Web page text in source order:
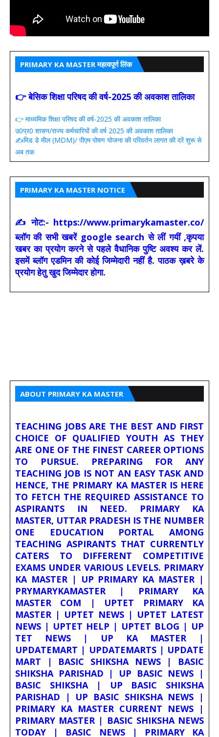
PRIMARY KA MASTER महत्वपूर्ण लिंक
👉 बेसिक शिक्षा परिषद की वर्ष-2025 की अवकाश तालिका
👉 माध्यमिक शिक्षा परिषद की वर्ष-2025 की अवकाश तालिका
उ0प्र0 शासन/राज्य कर्मचारियों की वर्ष 2025 की अवकाश तालिका
✍️मिड डे मील (MDM)/ पीएम पोषण योजना की परिवर्तन लागत की दरें शुरू से
अब तक
PRIMARY KA MASTER NOTICE
✍ नोट:- https://www.primarykamaster.co/
ब्लॉग की सभी खबरें google search से लीं गयीं ,कृपया
खबर का प्रयोग करने से पहले वैधानिक पुष्टि अवश्य कर लें.
इसमें ब्लॉग एडमिन की कोई जिम्मेदारी नहीं है. पाठक ख़बरे के
प्रयोग हेतु खुद जिम्मेदार होगा.
ABOUT PRIMARY KA MASTER
TEACHING JOBS ARE THE BEST AND FIRST
CHOICE OF QUALIFIED YOUTH AS THEY
ARE ONE OF THE FINEST CAREER OPTIONS
TO PURSUE. PREPARING FOR ANY
TEACHING JOB IS NOT AN EASY TASK AND
HENCE, THE PRIMARY KA MASTER IS HERE
TO FETCH THE REQUIRED ASSISTANCE TO
ASPIRANTS IN NEED. PRIMARY KA
MASTER, UTTAR PRADESH IS THE NUMBER
ONE EDUCATION PORTAL AMONG
TEACHING ASPIRANTS THAT CURRENTLY
CATERS TO DIFFERENT COMPETITIVE
EXAMS UNDER VARIOUS LEVELS. PRIMARY
KA MASTER | UP PRIMARY KA MASTER |
PRYMARYKAMASTER | PRIMARY KA
MASTER COM | UPTET PRIMARY KA
MASTER | UPTET NEWS | UPTET LATEST
NEWS | UPTET HELP | UPTET BLOG | UP
TET NEWS | UP KA MASTER |
UPDATEMART | UPDATEMARTS | UPDATE
MART | BASIC SHIKSHA NEWS | BASIC
SHIKSHA PARISHAD | UP BASIC NEWS |
BASIC SHIKSHA | UP BASIC SHIKSHA
PARISHAD | UP BASIC SHIKSHA NEWS |
PRIMARY KA MASTER CURRENT NEWS |
PRIMARY MASTER | BASIC SHIKSHA NEWS
TODAY | BASIC NEWS | PRIMARY KA